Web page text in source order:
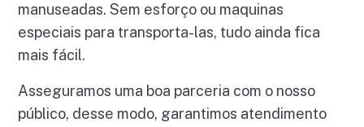
manuseadas. Sem esforço ou maquinas
especiais para transporta-las, tudo ainda fica
mais fácil.
Asseguramos uma boa parceria com o nosso
público, desse modo, garantimos atendimento